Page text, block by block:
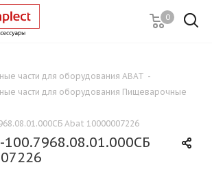
0
части для оборудования ABAT -
части для оборудования Пищеварочные
Abat 10000007226